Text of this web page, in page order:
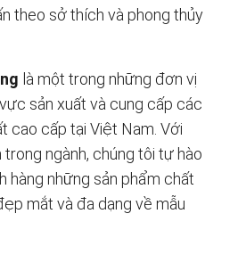
theo sở thích và phong thủy
là một trong những đơn vị
sản xuất và cung cấp các
cao cấp tại Việt Nam. Với
trong ngành, chúng tôi tự hào
hàng những sản phẩm chất
mắt và đa dạng về mẫu